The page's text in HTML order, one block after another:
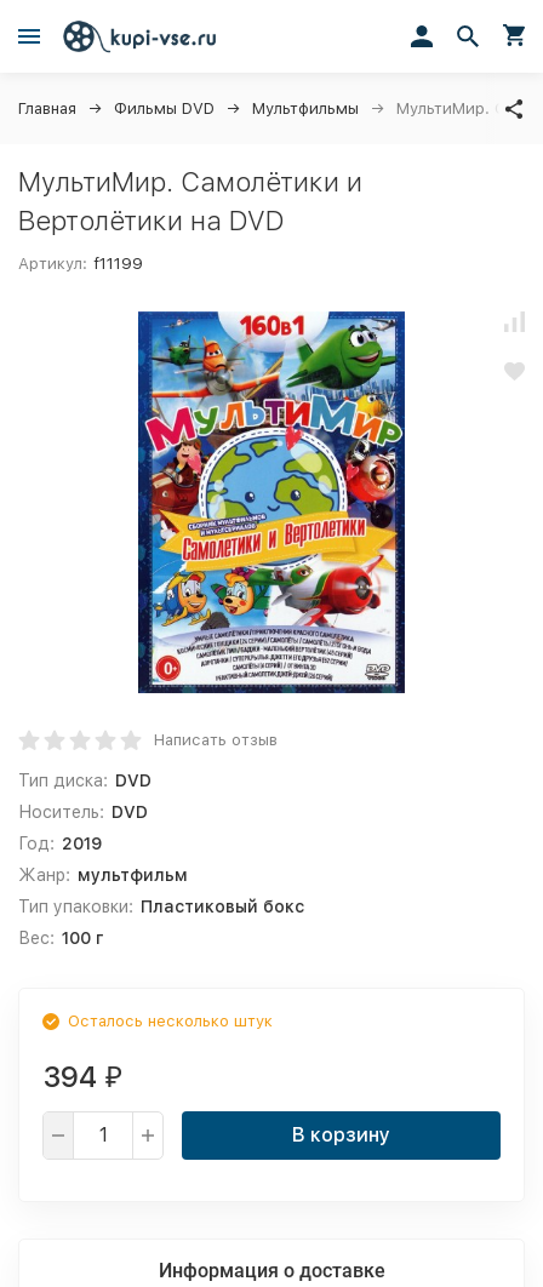
Главная Фильмы DVD Мультфильмы МультиМир.
МультиМир. Самолётики и
Вертолётики на DVD
Артикул: f11199
Написать отзыв
Тип диска: DVD
Носитель: DVD
Год: 2019
Жанр: мультфильм
Тип упаковки: Пластиковый бокс
Вес: 100 г
Осталось несколько штук
394 ₽
В корзину
Информация о доставке